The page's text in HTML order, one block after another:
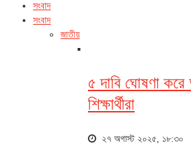
সংবাদ
সংবাদ
জাতীয়
৫ দাবি ঘোষণা
শিক্ষার্থীরা
২৭ অগাস্ট ২০২৫, ১৮:৩০